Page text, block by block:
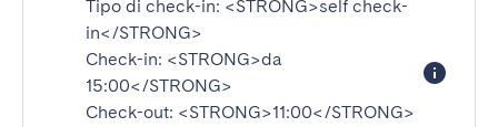
Tipo di check-in: <STRONG>self check-
in</STRONG>
Check-in: <STRONG>da
15:00</STRONG>
Check-out: <STRONG>11:00</STRONG>